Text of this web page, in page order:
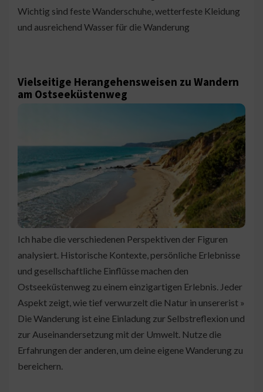
Wichtig sind feste Wanderschuhe, wetterfeste Kleidung
und ausreichend Wasser für die Wanderung
Vielseitige Herangehensweisen zu Wandern
am Ostseeküstenweg
Ich habe die verschiedenen Perspektiven der Figuren
analysiert. Historische Kontexte, persönliche Erlebnisse
und gesellschaftliche Einflüsse machen den
Ostseeküstenweg zu einem einzigartigen Erlebnis. Jeder
Aspekt zeigt, wie tief verwurzelt die Natur in unsererist »
Die Wanderung ist eine Einladung zur Selbstreflexion und
zur Auseinandersetzung mit der Umwelt. Nutze die
Erfahrungen der anderen, um deine eigene Wanderung zu
bereichern.